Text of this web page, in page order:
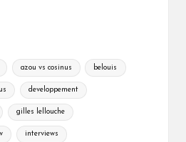
azou vs cosinus belouis
developpement
gilles lellouche
interviews